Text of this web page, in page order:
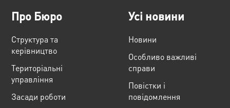
Про Бюро
Структура та
керівництво
Територіальні
управління
Засади роботи
Усі новини
Новини
Особливо важливі
справи
Повістки і
повідомлення